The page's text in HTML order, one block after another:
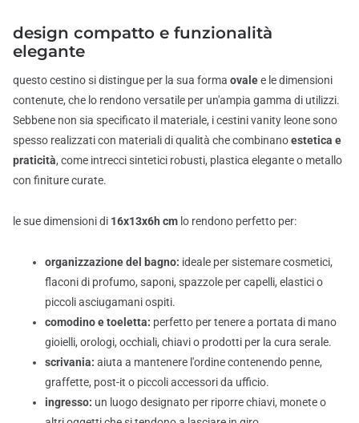
design compatto e funzionalità
elegante
questo cestino si distingue per la sua forma ovalee le dimensioni
contenute, che lo rendono versatile per un'ampia gamma di utilizzi.
Sebbene non sia specificato il materiale, i cestini vanity leone sono
spesso realizzati con materiali di qualità che combinanoestetica e
praticità, come intrecci sintetici robusti, plastica elegante o metallo
con finiture curate.
le sue dimensioni di 16x13x6h cm lo rendono perfetto per:
organizzazione del bagno: ideale per sistemare cosmetici,
flaconi di profumo, saponi, spazzole per capelli, elastici o
piccoli asciugamani ospiti.
comodino e toeletta: perfetto per tenere a portata di mano
gioielli, orologi, occhiali, chiavi o prodotti per la cura serale.
scrivania: aiuta a mantenere l'ordine contenendo penne,
graffette, post-it o piccoli accessori da ufficio.
ingresso: un luogo designato per riporre chiavi, monete o